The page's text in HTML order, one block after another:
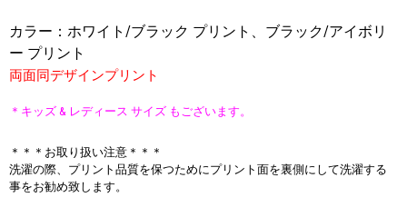
カラー：ホワイト/ブラック プリント、ブラック/アイボリ
ー プリント
両面同デザインプリント
＊キッズ & レディース サイズ もございます。
＊＊＊お取り扱い注意＊＊＊
洗濯の際、プリント品質を保つためにプリント面を裏側にして洗濯する
事をお勧め致します。